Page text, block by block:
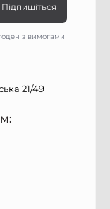
Підпишіться
з вимогами
21/49